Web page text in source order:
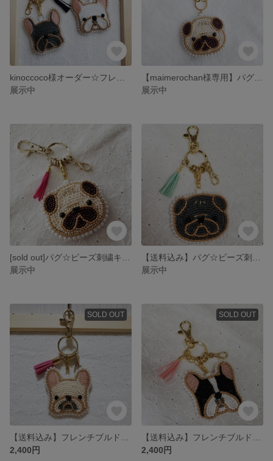
展示中
展示中
展示中
展示中
SOLD OUT
2,400円
SOLD OUT
2,400円